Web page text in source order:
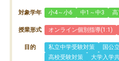
対象学年 小4～小6 中1～中3
授業形式 オンライン個別指導(1:1)
目的 私立中学受験対策
国公
高校受験対策
大学入学